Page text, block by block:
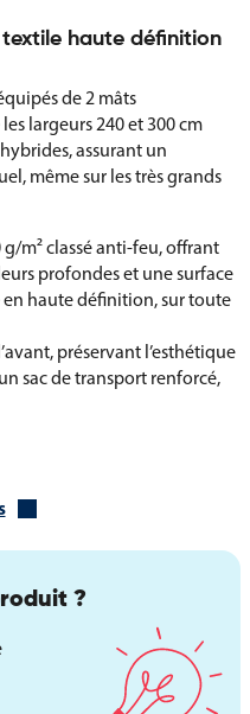
haute définition
de 2 mâts
largeurs 240 et 300 cm
assurant un
même sur les très grands
m² classé anti-feu, offrant
profondes et une surface
en haute définition, sur toute
préservant l’esthétique
sac de transport renforcé,
pour les largeurs 120 à 200
cm
HD
poignée
?